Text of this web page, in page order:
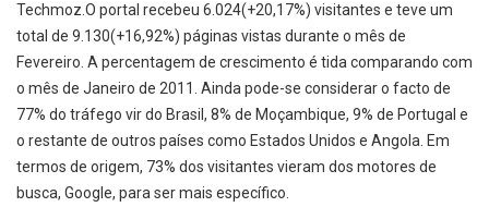
Techmoz.O portal recebeu 6.024(+20,17%) visitantes e teve um
total de 9.130(+16,92%) páginas vistas durante o mês de
Fevereiro. A percentagem de crescimento é tida comparando com
o mês de Janeiro de 2011. Ainda pode-se considerar o facto de
77% do tráfego vir do Brasil, 8% de Moçambique, 9% de Portugal e
o restante de outros países como Estados Unidos e Angola. Em
termos de origem, 73% dos visitantes vieram dos motores de
busca, Google, para ser mais específico.